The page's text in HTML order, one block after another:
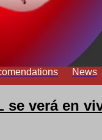
News
se verá en